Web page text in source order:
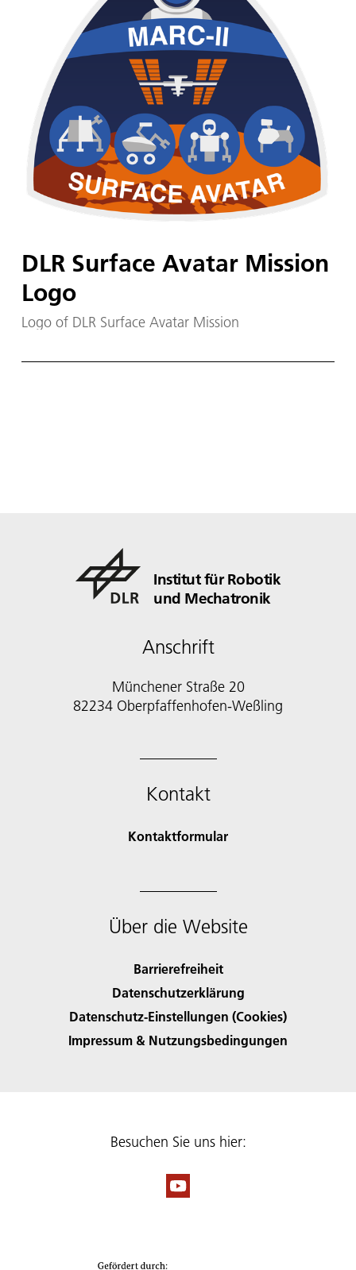
DLR Surface Avatar Mission
Logo
Logo of DLR Surface Avatar Mission
Institut für Robotik
und Mechatronik
Anschrift
Münchener Straße 20
82234 Oberpfaffenhofen-Weßling
Kontakt
Kontaktformular
Über die Website
Barrierefreiheit
Datenschutzerklärung
Datenschutz-Einstellungen (Cookies)
Impressum & Nutzungsbedingungen
Besuchen Sie uns hier: